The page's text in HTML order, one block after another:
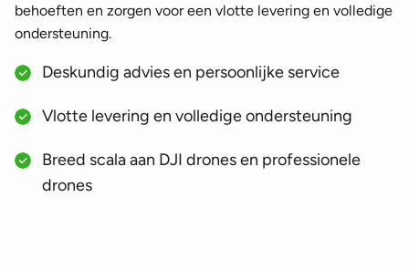
behoeften en zorgen voor een vlotte levering en volledige
ondersteuning.
Deskundig advies en persoonlijke service
Vlotte levering en volledige ondersteuning
Breed scala aan DJI drones en professionele
drones